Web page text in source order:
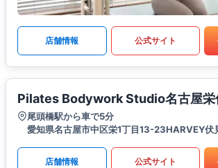
店舗情報 公式サイト
Pilates Bodywork Studio名古屋栄
尾頭橋駅から車で5分
愛知県名古屋市中区栄1丁目13-23HARVEY伏
店舗情報 公式サイト